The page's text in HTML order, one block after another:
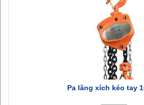
Pa lăng xích kéo tay